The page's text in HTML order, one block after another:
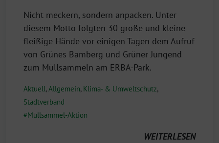
Nicht meckern, sondern anpacken. Unter
diesem Motto folgten 30 große und kleine
fleißige Hände vor einigen Tagen dem Aufruf
von Grünes Bamberg und Grüner Jungend
zum Müllsammeln am ERBA-Park.
Aktuell,Allgemein, Klima- & Umweltschutz,
Stadtverband
Müllsammel-Aktion
WEITERLESEN